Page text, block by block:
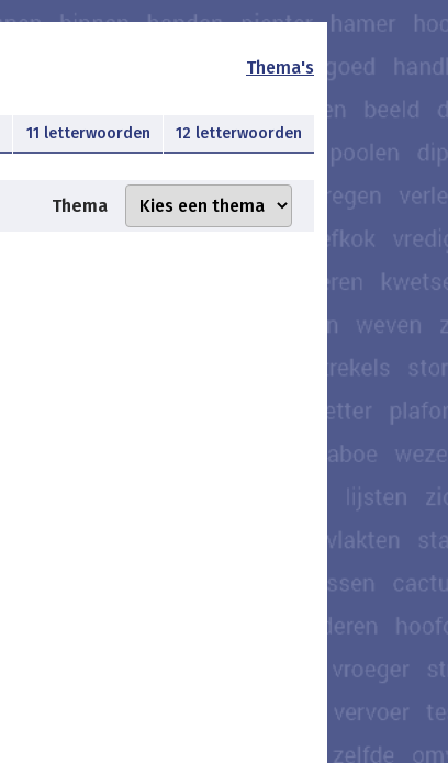
Thema's
11 letterwoorden 12 letterwoorden
Thema